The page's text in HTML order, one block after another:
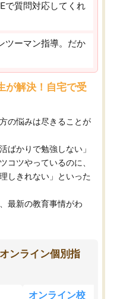
で質問対応してくれ
ツーマン指導。だか
が解決！自宅で受
の悩みは尽きることが
ばかりで勉強しない」
コツやっているのに、
しきれない」といった
最新の教育事情がわ
ンライン個別指
オンライン校